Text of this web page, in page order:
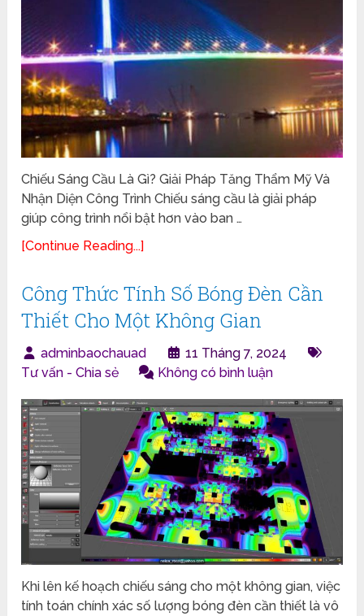
Chiếu Sáng Cầu Là Gì? Giải Pháp Tăng Thẩm Mỹ Và
Nhận Diện Công Trình Chiếu sáng cầu là giải pháp
giúp công trình nổi bật hơn vào ban …
[Continue Reading...]
Công Thức Tính Số Bóng Đèn Cần
Thiết Cho Một Không Gian
adminbaochauad
11 Tháng 7, 2024
Tư vấn - Chia sẻ
Không có bình luận
Khi lên kế hoạch chiếu sáng cho một không gian, việc
tính toán chính xác số lượng bóng đèn cần thiết là vô